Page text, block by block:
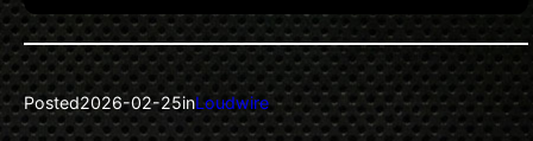
Posted2026-02-25inLoudwire